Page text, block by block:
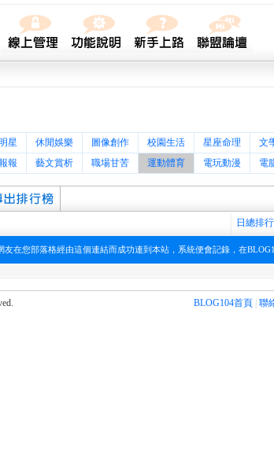
星 休閒娛樂 圖像創作 校園生活 星座命理 文
報 藝文賞析 職場甘苦 運動體育 電玩動漫 電
日總排行
在您部落格經由這個連結而成功連到本站，系統便會記錄，在
BLOG104首頁 聯